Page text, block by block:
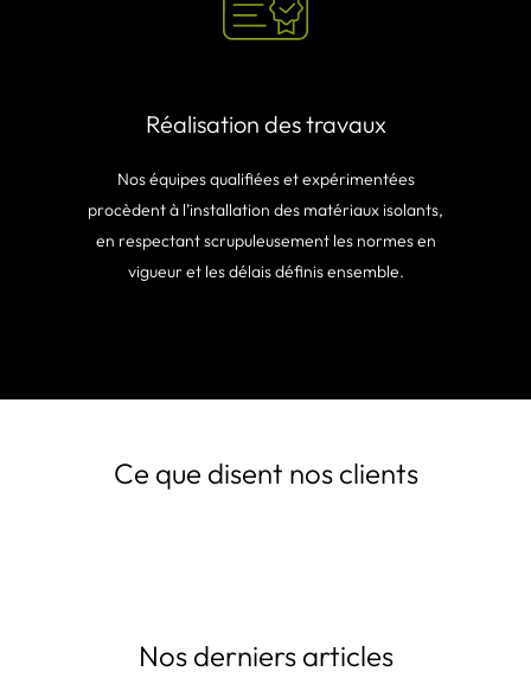
Réalisation des travaux
Nos équipes qualifiées et expérimentées
procèdent à l’installation des matériaux isolants,
en respectant scrupuleusement les normes en
vigueur et les délais définis ensemble.
Ce que disent nos clients
Nos derniers articles